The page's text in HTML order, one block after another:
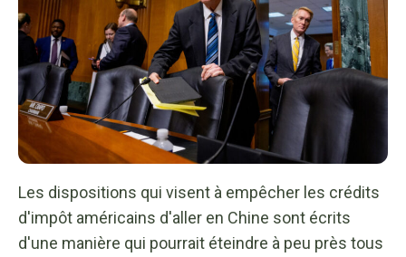
Les dispositions qui visent à empêcher les crédits
d'impôt américains d'aller en Chine sont écrits
d'une manière qui pourrait éteindre à peu près tous